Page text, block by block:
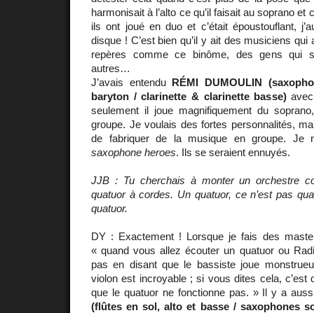
harmonisait à l’alto ce qu’il faisait au soprano et
ils ont joué en duo et c’était époustouflant,
disque ! C’est bien qu’il y ait des musiciens qui
repères comme ce binôme, des gens qui
autres…
J’avais entendu RÉMI DUMOULIN
baryton / clarinette & clarinette basse)avec
seulement il joue magnifiquement du
groupe. Je voulais des fortes personnalités,
de fabriquer de la musique en groupe. Je
saxophone heroes. Ils se seraient ennuyés.
JJB : Tu cherchais à monter un orchestre
quatuor à cordes. Un quatuor, ce n’est pas
quatuor.
DY : Exactement ! Lorsque je fais des
« quand vous allez écouter un quatuor ou
pas en disant que le bassiste joue
violon est incroyable ; si vous dites cela, c’est
que le quatuor ne fonctionne pas. » Il y a
(flûtes en sol, alto et basse / saxophones